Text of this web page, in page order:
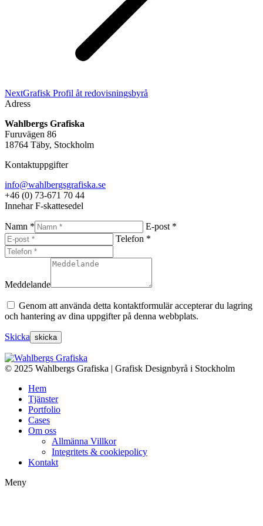
NextNext
project:
Grafisk Profil åt redovisningsbyrå
Adress
Wahlbergs Grafiska
Furuvägen 86
18764 Täby, Stockholm
Kontaktuppgifter
info@wahlbergsgrafiska.se
+46 (0) 73-671 70 44
Innehar F-skattesedel
Namn *
E-post *
Telefon *
Meddelande
Genom att använda detta kontaktformulär accepterar du lagring
och hantering av dina uppgifter på denna webbplats.
Skicka
© 2025 Wahlbergs Grafiska | Grafisk Designbyrå i Stockholm
Hem
Tjänster
Portfolio
Cases
Om oss
Allmänna Villkor
Integritets & cookiepolicy
Kontakt
Meny